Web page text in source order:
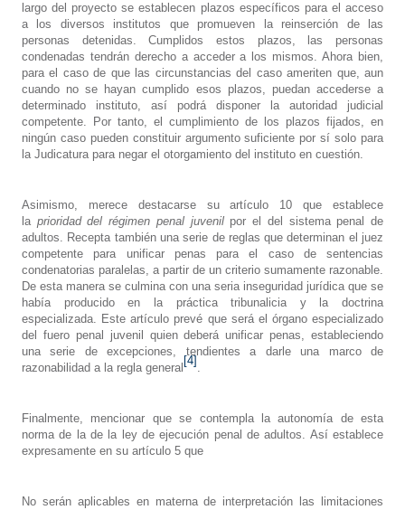
largo del proyecto se establecen plazos específicos para el acceso
a los diversos institutos que promueven la reinserción de las
personas detenidas. Cumplidos estos plazos, las personas
condenadas tendrán derecho a acceder a los mismos. Ahora bien,
para el caso de que las circunstancias del caso ameriten que, aun
cuando no se hayan cumplido esos plazos, puedan accederse a
determinado instituto, así podrá disponer la autoridad judicial
competente. Por tanto, el cumplimiento de los plazos fijados, en
ningún caso pueden constituir argumento suficiente por sí solo para
la Judicatura para negar el otorgamiento del instituto en cuestión.
Asimismo, merece destacarse su artículo 10 que establece
la prioridad del régimen penal juvenilpor el del sistema penal de
adultos. Recepta también una serie de reglas que determinan el juez
competente para unificar penas para el caso de sentencias
condenatorias paralelas, a partir de un criterio sumamente razonable.
De esta manera se culmina con una seria inseguridad jurídica que se
había producido en la práctica tribunalicia y la doctrina
especializada. Este artículo prevé que será el órgano especializado
del fuero penal juvenil quien deberá unificar penas, estableciendo
una serie de excepciones, tendientes a darle una marco de
razonabilidad a la regla general
[4]
.
Finalmente, mencionar que se contempla la autonomía de esta
norma de la de la ley de ejecución penal de adultos. Así establece
expresamente en su artículo 5 que
No serán aplicables en materna de interpretación las limitaciones